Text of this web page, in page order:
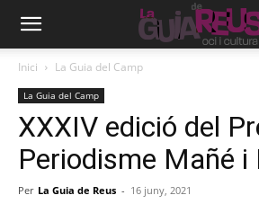
Inici La Guia del Camp
La Guia del Camp
XXXIV edició del
Periodisme Mañé i
Per La Guia de Reus - 16 juny, 2021